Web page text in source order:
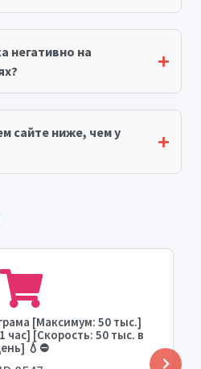
негативно на
сайте ниже, чем у
[Максимум: 50 тыс.]
час] [Скорость: 50 тыс. в
💧⛔